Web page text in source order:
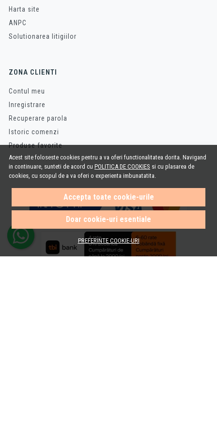
Acest site foloseste cookies pentru a va oferi functionalitatea dorita. Navigand
in continuare, sunteti de acord cu POLITICA DE COOKIES si cu plasarea de
cookies, cu scopul de a va oferi o experienta imbunatatita.
Accepta toate cookie-urile
Doar cookie-uri esentiale
PREFERINTE COOKIE-URI
Harta site
ANPC
Solutionarea litigiilor
ZONA CLIENTI
Contul meu
Inregistrare
Recuperare parola
Istoric comenzi
Produse favorite